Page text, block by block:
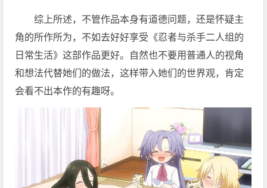
综上所述，不管作品本身有道德问题，还是怀疑主
角的所作所为，不如去好好享受《忍者与杀手二人组的
日常生活》这部作品更好。自然也不要用普通人的视角
和想法代替她们的做法，这样带入她们的世界观，肯定
会看不出本作的有趣呀。